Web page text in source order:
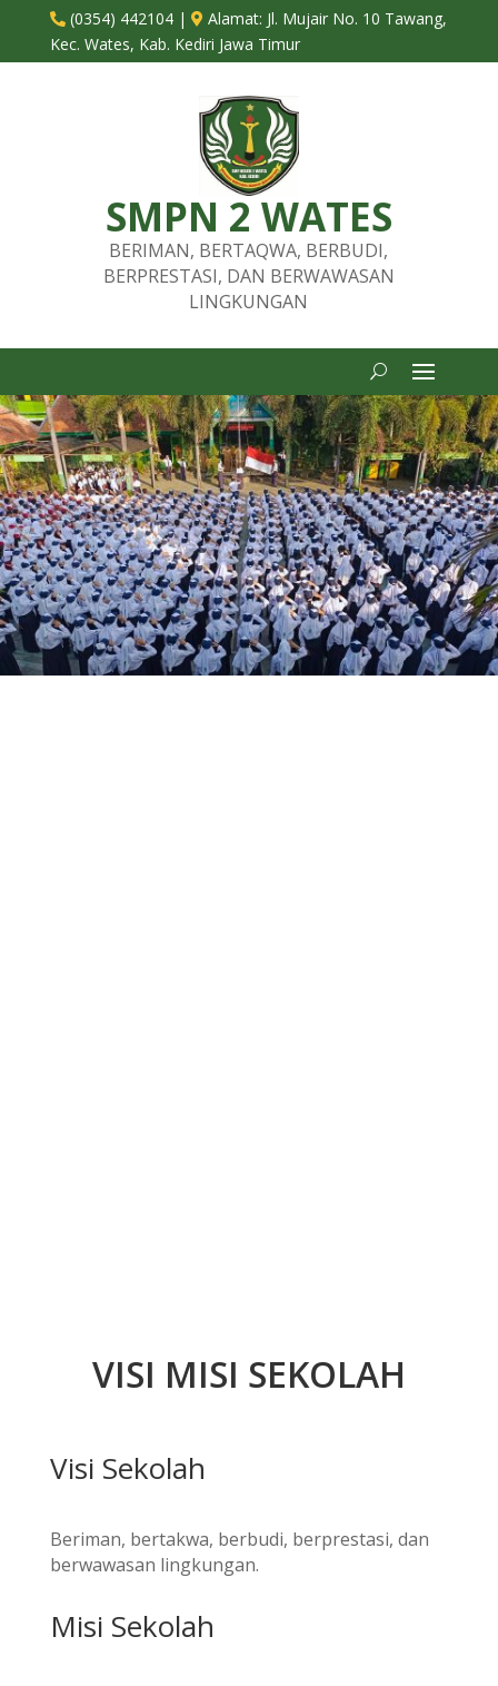
 (0354) 442104|  Alamat: Jl. Mujair No. 10 Tawang,
Kec. Wates, Kab. Kediri Jawa Timur
SMPN 2 WATES
BERIMAN, BERTAQWA, BERBUDI,
BERPRESTASI, DAN BERWAWASAN
LINGKUNGAN
VISI MISI SEKOLAH
Visi Sekolah
Beriman, bertakwa, berbudi, berprestasi, dan
berwawasan lingkungan.
Misi Sekolah